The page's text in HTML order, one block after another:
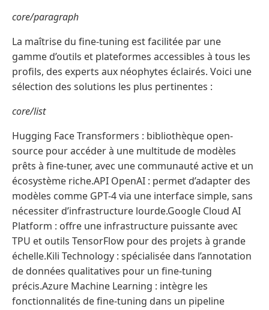
core/paragraph
La maîtrise du fine-tuning est facilitée par une
gamme d’outils et plateformes accessibles à tous les
profils, des experts aux néophytes éclairés. Voici une
sélection des solutions les plus pertinentes :
core/list
Hugging Face Transformers : bibliothèque open-
source pour accéder à une multitude de modèles
prêts à fine-tuner, avec une communauté active et un
écosystème riche.API OpenAI : permet d’adapter des
modèles comme GPT-4 via une interface simple, sans
nécessiter d’infrastructure lourde.Google Cloud AI
Platform : offre une infrastructure puissante avec
TPU et outils TensorFlow pour des projets à grande
échelle.Kili Technology : spécialisée dans l’annotation
de données qualitatives pour un fine-tuning
précis.Azure Machine Learning : intègre les
fonctionnalités de fine-tuning dans un pipeline